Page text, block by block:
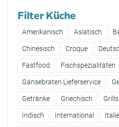
Filter Küche
Amerikanisch Asiatisch
Chinesisch Croque
Fastfood Fischspezialitäten
Gänsebraten Lieferservice
Getränke Griechisch
Indisch International